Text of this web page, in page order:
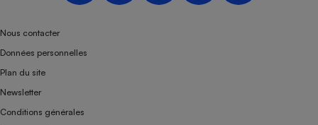
Nous contacter
Données personnelles
Plan du site
Newsletter
Conditions générales